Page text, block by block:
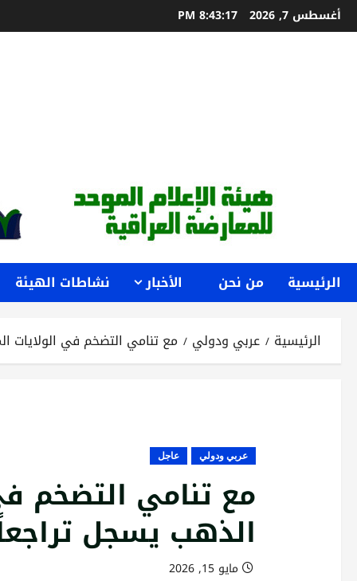
تخطي
إلى
أغسطس 7, 2026 8:43:19 PM
الرئيسية من نحن الأخبار نشاطات الهيئة
الرئيسية عربي ودولي مع تنامي التضخم في الولايات
عربي ودولي عاجل
مع تنامي التضخم
الذهب يسجل
مايو 15, 2026